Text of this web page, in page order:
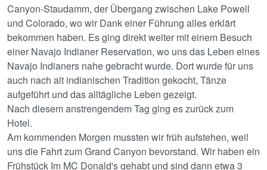
Canyon-Staudamm, der Übergang zwischen Lake Powell
und Colorado, wo wir Dank einer Führung alles erklärt
bekommen haben. Es ging direkt weiter mit einem Besuch
einer Navajo Indianer Reservation, wo uns das Leben eines
Navajo Indianers nahe gebracht wurde. Dort wurde für uns
auch nach alt indianischen Tradition gekocht, Tänze
aufgeführt und das alltägliche Leben gezeigt.
Nach diesem anstrengendem Tag ging es zurück zum
Hotel.
Am kommenden Morgen mussten wir früh aufstehen, weil
uns die Fahrt zum Grand Canyon bevorstand. Wir haben ein
Frühstück Im MC Donald's gehabt und sind dann etwa 3